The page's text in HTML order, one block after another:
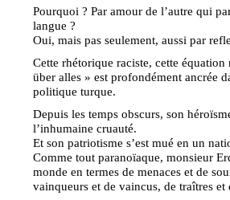
Pourquoi ? Par amour de l’autre qui
langue ?
Oui, mais pas seulement, aussi par
Cette rhétorique raciste, cette
über alles » est profondément ancrée
politique turque.
Depuis les temps obscurs, son
l’inhumaine cruauté.
Et son patriotisme s’est mué en un
Comme tout paranoïaque, monsieur
monde en termes de menaces et de
vainqueurs et de vaincus, de traîtres et